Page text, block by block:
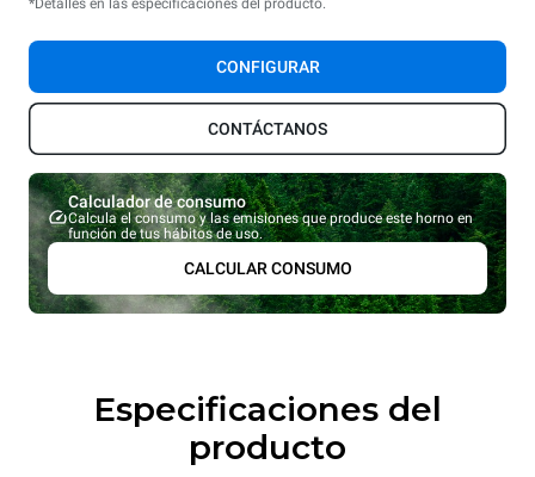
*Detalles en las especificaciones del producto.
CONFIGURAR
CONTÁCTANOS
Calculador de consumo
Calcula el consumo y las emisiones que produce este horno en
función de tus hábitos de uso.
CALCULAR CONSUMO
Especificaciones del
producto